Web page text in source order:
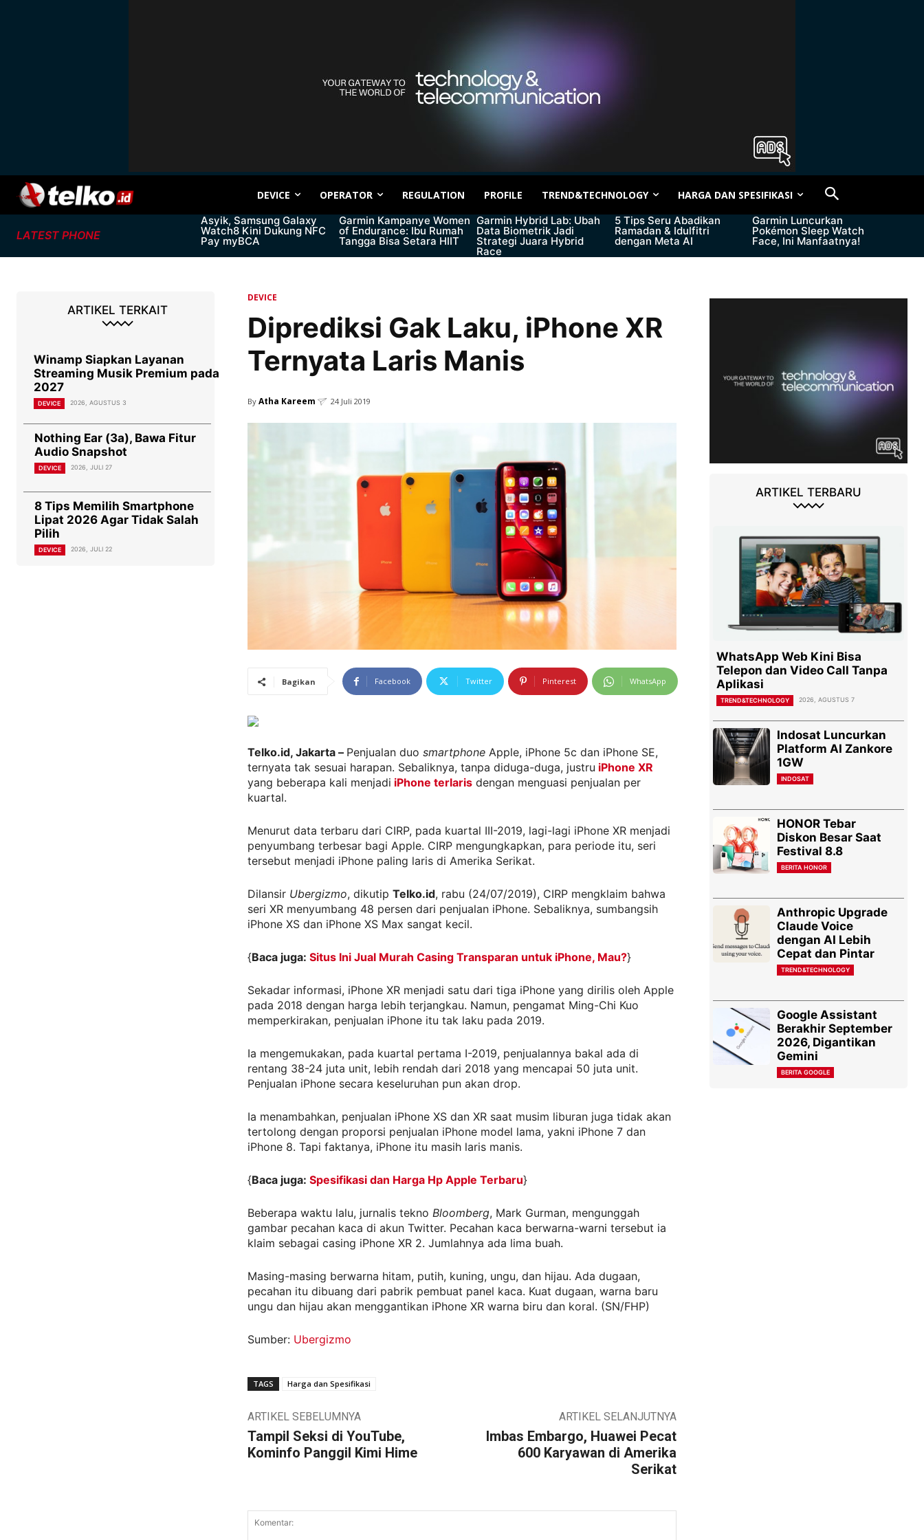
DEVICE OPERATOR REGULATION PROFILE TREND&TECHNOLOGY HARGA DAN SPESIFIKASI
LATEST PHONE
Asyik, Samsung Galaxy
Watch8 Kini Dukung NFC
Pay myBCA
Garmin Kampanye Women
of Endurance: Ibu Rumah
Tangga Bisa Setara HIIT
Garmin Hybrid Lab: Ubah
Data Biometrik Jadi
Strategi Juara Hybrid
Race
5 Tips Seru Abadikan
Ramadan & Idulfitri
dengan Meta AI
Garmin Luncurkan
Pokémon Sleep Watch
Face, Ini Manfaatnya!
ARTIKEL TERKAIT
Winamp Siapkan Layanan
Streaming Musik Premium pada
2027
DEVICE 2026, AGUSTUS 3
Nothing Ear (3a), Bawa Fitur
Audio Snapshot
DEVICE 2026, JULI 27
8 Tips Memilih Smartphone
Lipat 2026 Agar Tidak Salah
Pilih
DEVICE 2026, JULI 22
DEVICE
Diprediksi Gak Laku, iPhone XR
Ternyata Laris Manis
By Atha Kareem 24 Juli 2019
Bagikan Facebook Twitter Pinterest WhatsApp
Telko.id, Jakarta – Penjualan duo smartphone Apple, iPhone 5c dan iPhone SE,
ternyata tak sesuai harapan. Sebaliknya, tanpa diduga-duga, justru iPhone XR
yang beberapa kali menjadi iPhone terlaris dengan menguasi penjualan per
kuartal.
Menurut data terbaru dari CIRP, pada kuartal III-2019, lagi-lagi iPhone XR menjadi
penyumbang terbesar bagi Apple. CIRP mengungkapkan, para periode itu, seri
tersebut menjadi iPhone paling laris di Amerika Serikat.
Dilansir Ubergizmo, dikutip Telko.id, rabu (24/07/2019), CIRP mengklaim bahwa
seri XR menyumbang 48 persen dari penjualan iPhone. Sebaliknya, sumbangsih
iPhone XS dan iPhone XS Max sangat kecil.
{Baca juga: Situs Ini Jual Murah Casing Transparan untuk iPhone, Mau?}
Sekadar informasi, iPhone XR menjadi satu dari tiga iPhone yang dirilis oleh Apple
pada 2018 dengan harga lebih terjangkau. Namun, pengamat Ming-Chi Kuo
memperkirakan, penjualan iPhone itu tak laku pada 2019.
Ia mengemukakan, pada kuartal pertama I-2019, penjualannya bakal ada di
rentang 38-24 juta unit, lebih rendah dari 2018 yang mencapai 50 juta unit.
Penjualan iPhone secara keseluruhan pun akan drop.
Ia menambahkan, penjualan iPhone XS dan XR saat musim liburan juga tidak akan
tertolong dengan proporsi penjualan iPhone model lama, yakni iPhone 7 dan
iPhone 8. Tapi faktanya, iPhone itu masih laris manis.
{Baca juga: Spesifikasi dan Harga Hp Apple Terbaru}
Beberapa waktu lalu, jurnalis tekno Bloomberg, Mark Gurman, mengunggah
gambar pecahan kaca di akun Twitter. Pecahan kaca berwarna-warni tersebut ia
klaim sebagai casing iPhone XR 2. Jumlahnya ada lima buah.
Masing-masing berwarna hitam, putih, kuning, ungu, dan hijau. Ada dugaan,
pecahan itu dibuang dari pabrik pembuat panel kaca. Kuat dugaan, warna baru
ungu dan hijau akan menggantikan iPhone XR warna biru dan koral. (SN/FHP)
Sumber: Ubergizmo
TAGS Harga dan Spesifikasi
ARTIKEL SEBELUMNYA
Tampil Seksi di YouTube,
Kominfo Panggil Kimi Hime
ARTIKEL SELANJUTNYA
Imbas Embargo, Huawei Pecat
600 Karyawan di Amerika
Serikat
ARTIKEL TERBARU
WhatsApp Web Kini Bisa
Telepon dan Video Call Tanpa
Aplikasi
TREND&TECHNOLOGY 2026, AGUSTUS 7
Indosat Luncurkan
Platform AI Zankore
1GW
INDOSAT
HONOR Tebar
Diskon Besar Saat
Festival 8.8
BERITA HONOR
Anthropic Upgrade
Claude Voice
dengan AI Lebih
Cepat dan Pintar
TREND&TECHNOLOGY
Google Assistant
Berakhir September
2026, Digantikan
Gemini
BERITA GOOGLE